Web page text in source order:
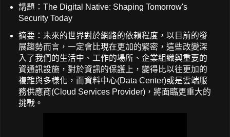
講題：The Digital Native: Shaping Tomorrow's
Security Today
摘要：未來的世界對於網路的依賴程度，以目前的發
展趨勢而言，一定會比現在更加的緊密，這些改變深
入了我們的生活中、工作的場所、企業組織與重要的
資通訊設施，對於資訊的保護上，變得比以往更加的
複雜與多樣化，而資料中心(Data Center)或是雲端服
務供應商(Cloud Services Provider)，將面臨更重大的
挑戰。